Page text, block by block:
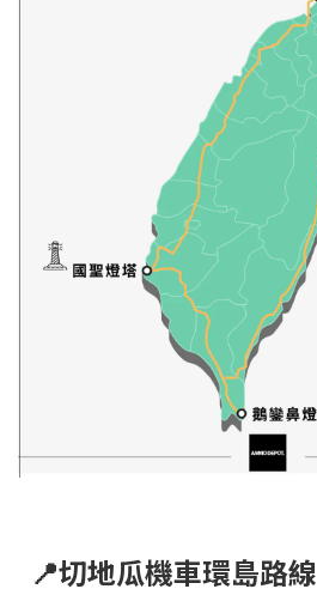
📍切地瓜機車環島路線